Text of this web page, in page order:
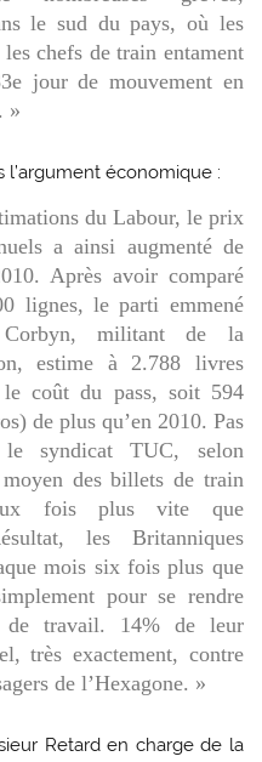
le sud du pays, où les
chefs de train entament
jour de mouvement en
»
l’argument économique :
du Labour, le prix
a ainsi augmenté de
Après avoir comparé
lignes, le parti emmené
militant de la
estime à 2.788 livres
le coût du pass, soit 594
de plus qu’en 2010. Pas
syndicat TUC, selon
des billets de train
fois plus vite que
les Britanniques
mois six fois plus que
pour se rendre
travail. 14% de leur
très exactement, contre
de l’Hexagone. »
Retard en charge de la